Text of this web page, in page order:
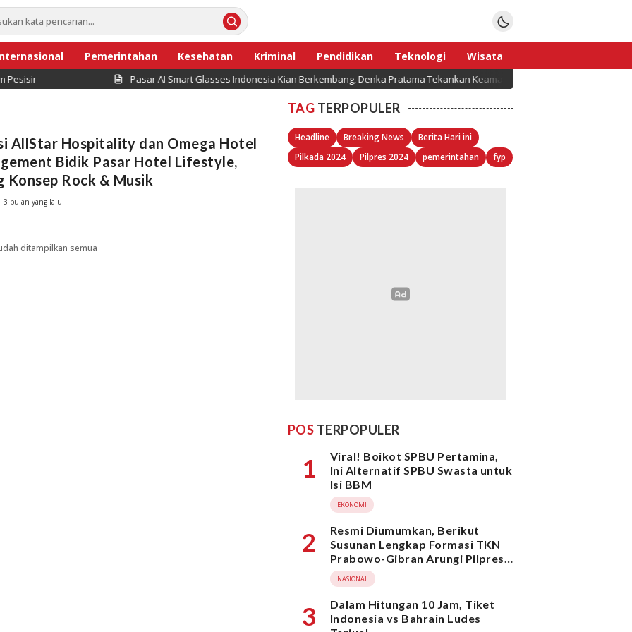
Pemerintahan Kesehatan Kriminal Pendidikan Teknologi
Wisata
Sport
Pasar AI Smart Glasses Indonesia Kian Berkembang, Denka Pratama Tekankan Keamanan Data dan Sertifikasi Resmi
AllStar Hospitality dan Omega Hotel
Bidik Pasar Hotel Lifestyle,
Konsep Rock & Musik
3 bulan yang lalu
ditampilkan semua
TAG TERPOPULER
Headline Breaking News
Berita Hari ini
Pilkada 2024
Pilpres 2024 pemerintahan fyp
POS TERPOPULER
1
Viral! Boikot SPBU Pertamina,
Ini Alternatif SPBU Swasta untuk
Isi BBM
EKONOMI
2
Resmi Diumumkan, Berikut
Susunan Lengkap Formasi TKN
Prabowo-Gibran Arungi Pilpres
2024, Ada Ridwan Kamil hingga
Suami Yenny Wahid
NASIONAL
3
Dalam Hitungan 10 Jam, Tiket
Indonesia vs Bahrain Ludes